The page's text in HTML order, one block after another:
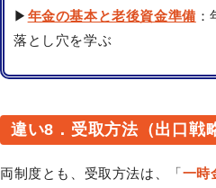
▶ 年金の基本と老後資金準備
落とし穴を学ぶ
違い8．受取方法（出口戦
両制度とも、受取方法は、「一時